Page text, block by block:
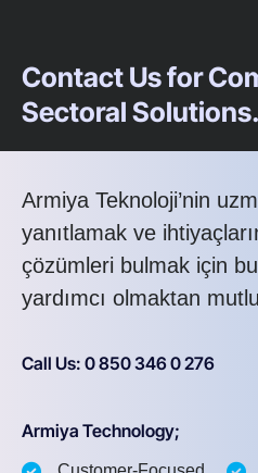
Contact Us for
Sectoral Solutions.
Armiya Teknoloji’nin
yanıtlamak ve
çözümleri bulmak için
yardımcı olmaktan
Call Us: 0 850 346 0 276
Armiya Technology;